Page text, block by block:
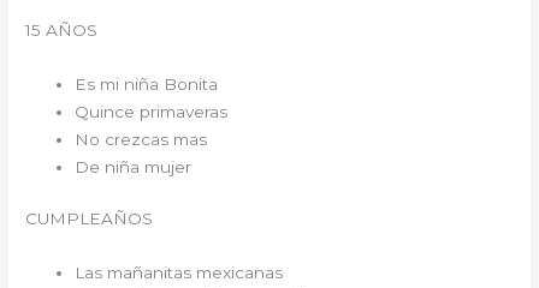
15 AÑOS
Es mi niña Bonita
Quince primaveras
No crezcas mas
De niña mujer
CUMPLEAÑOS
Las mañanitas mexicanas